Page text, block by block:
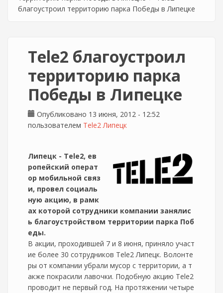
благоустроил территорию парка Победы в Липецке
Tele2 благоустроил
территорию парка
Победы в Липецке
Опубликовано 13 июня, 2012 - 12:52
пользователем Tele2 Липецк
Липецк - Tele2, ев
ропейский операт
ор мобильной связ
и, провел социаль
ную акцию, в рамк
ах которой сотрудники компании занялис
ь благоустройством территории парка Поб
еды.
В акции, проходившей 7 и 8 июня, приняло участ
ие более 30 сотрудников Tele2 Липецк. Волонте
ры от компании убрали мусор с территории, а т
акже покрасили лавочки. Подобную акцию Tele2
проводит не первый год. На протяжении четыре